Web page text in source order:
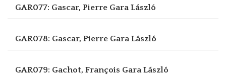
GAR077: Gascar, Pierre Gara László
GAR078: Gascar, Pierre Gara László
GAR079: Gachot, François Gara László